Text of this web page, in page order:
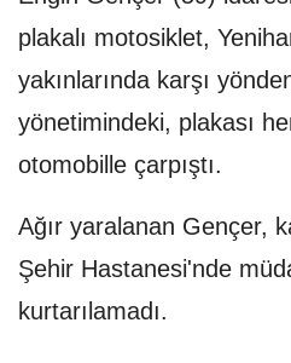
plakalı motosiklet,
yakınlarında karşı
yönetimindeki, plakası
otomobille çarpıştı.
Ağır yaralanan Gençer,
Şehir Hastanesi'nde
kurtarılamadı.